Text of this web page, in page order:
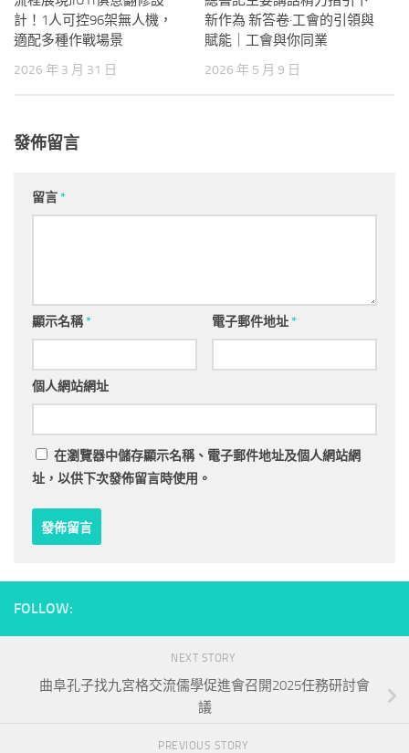
計！1人可控96架無人機，
適配多種作戰場景
2026 年 3 月 31 日
新作為 新答卷·工會的引領與
賦能｜工會與你同業
2026 年 5 月 9 日
發佈留言
留言*
顯示名稱* 電子郵件地址*
個人網站網址
在瀏覽器中儲存顯示名稱、電子郵件地址及個人網站網
址，以供下次發佈留言時使用。
FOLLOW:
NEXT STORY
曲阜孔子找九宮格交流儒學促進會召開2025任務研討會
議
PREVIOUS STORY